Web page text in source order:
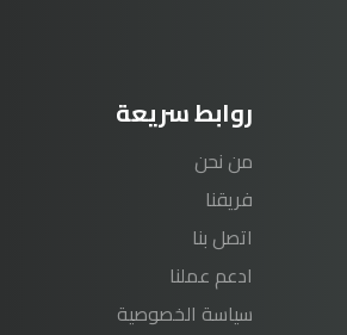
روابط سريعة
من نحن
فريقنا
اتصل بنا
ادعم عملنا
سياسة الخصوصية